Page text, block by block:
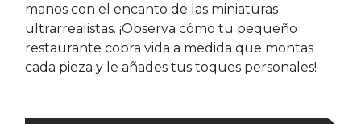
manos con el encanto de las miniaturas
ultrarrealistas. ¡Observa cómo tu pequeño
restaurante cobra vida a medida que montas
cada pieza y le añades tus toques personales!